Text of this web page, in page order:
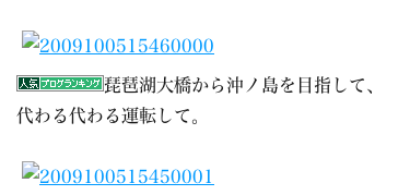
琵琶湖大橋から沖ノ島を目指して、
代わる代わる運転して。